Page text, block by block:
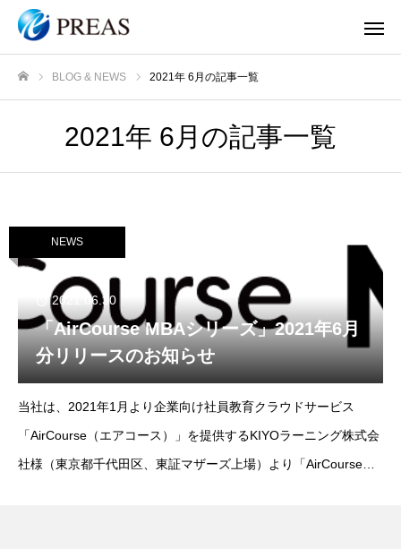
BLOG & NEWS 2021年 6月の記事一覧
2021年 6月の記事一覧
NEWS
2021.06.30
「AirCourse MBAシリーズ」2021年6月
分リリースのお知らせ
当社は、2021年1月より企業向け社員教育クラウドサービス
「AirCourse（エアコース）」を提供するKIYOラーニング株式会
社様（東京都千代田区、東証マザーズ上場）より「AirCourse